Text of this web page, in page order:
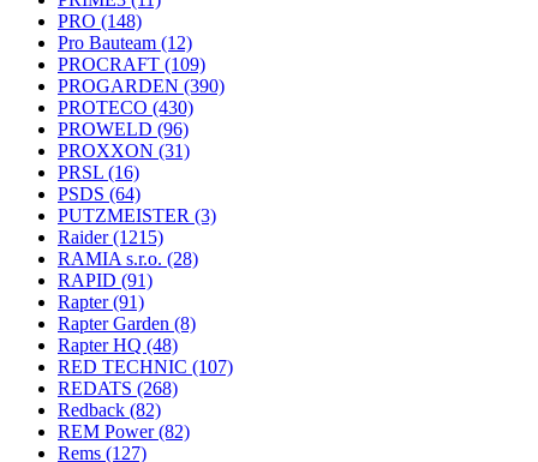
PRO (148)
Pro Bauteam (12)
PROCRAFT (109)
PROGARDEN (390)
PROTECO (430)
PROWELD (96)
PROXXON (31)
PRSL (16)
PSDS (64)
PUTZMEISTER (3)
Raider(1215)
RAMIA s.r.o. (28)
RAPID (91)
Rapter(91)
Rapter Garden (8)
Rapter HQ (48)
RED TECHNIC (107)
REDATS (268)
Redback (82)
REM Power(82)
Rems (127)